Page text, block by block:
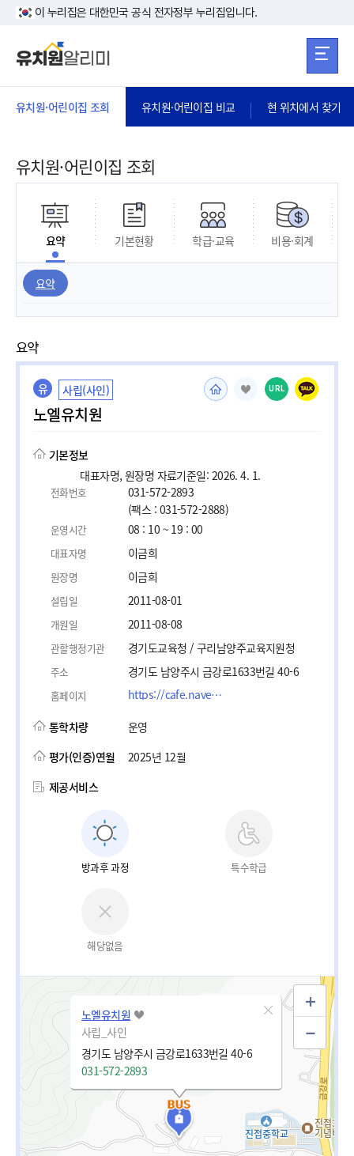
본문 바로가기
이 누리집은 대한민국 공식 전자정부 누리집입니다.
유치원·어린이집 조회 유치원·어린이집 비교 현 위치에서 찾기
유치원·어린이집 조회
요약 기본현황 학급·교육 비용·회계
요약
요약
유 사립(사인)
노엘유치원
URL
기본정보
대표자명, 원장명 자료기준일: 2026. 4. 1.
전화번호
031-572-2893
(팩스 : 031-572-2888)
운영시간 08 : 10 ~ 19 : 00
대표자명 이금희
원장명 이금희
설립일 2011-08-01
개원일 2011-08-08
관할행정기관 경기도교육청 / 구리남양주교육지원청
주소 경기도 남양주시 금강로1633번길 40-6
홈페이지 https://cafe.naver.com/noelll?iframe_url=/ArticleList.nhn%3Fsearch.clubid=31148351%26search.boardType=L
통학차량
운영
평가(인증)연월
2025년 12월
제공서비스
방과후 과정 특수학급
해당없음
노엘유치원
사립_사인
경기도 남양주시 금강로1633번길 40-6
031-572-2893